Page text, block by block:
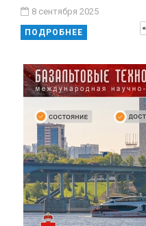
8 сентября 2025
ПОДРОБНЕЕ